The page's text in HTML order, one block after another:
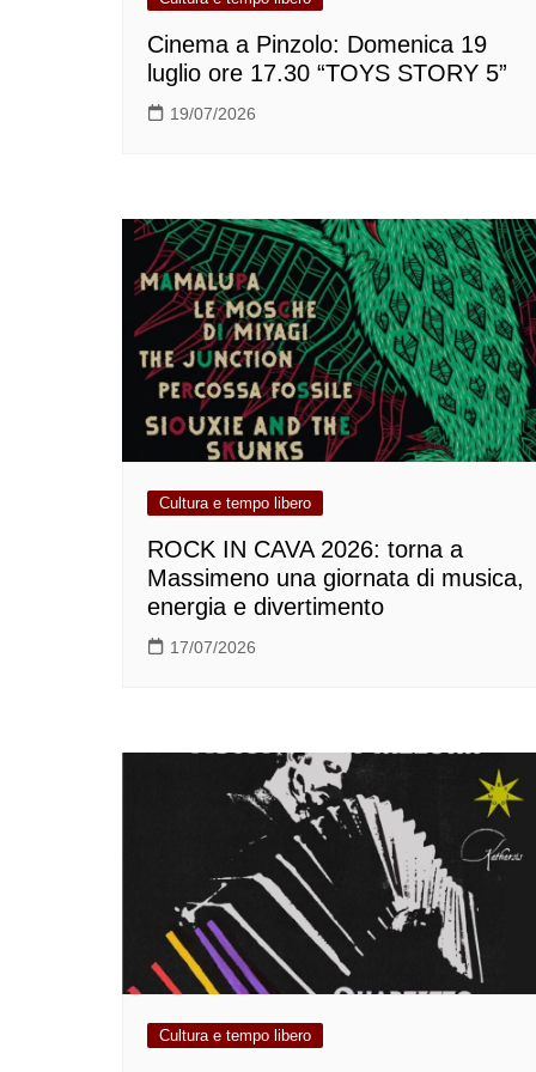
Cinema a Pinzolo: Domenica 19
luglio ore 17.30 “TOYS STORY 5”
19/07/2026
Cultura e tempo libero
ROCK IN CAVA 2026: torna a
Massimeno una giornata di musica,
energia e divertimento
17/07/2026
Cultura e tempo libero